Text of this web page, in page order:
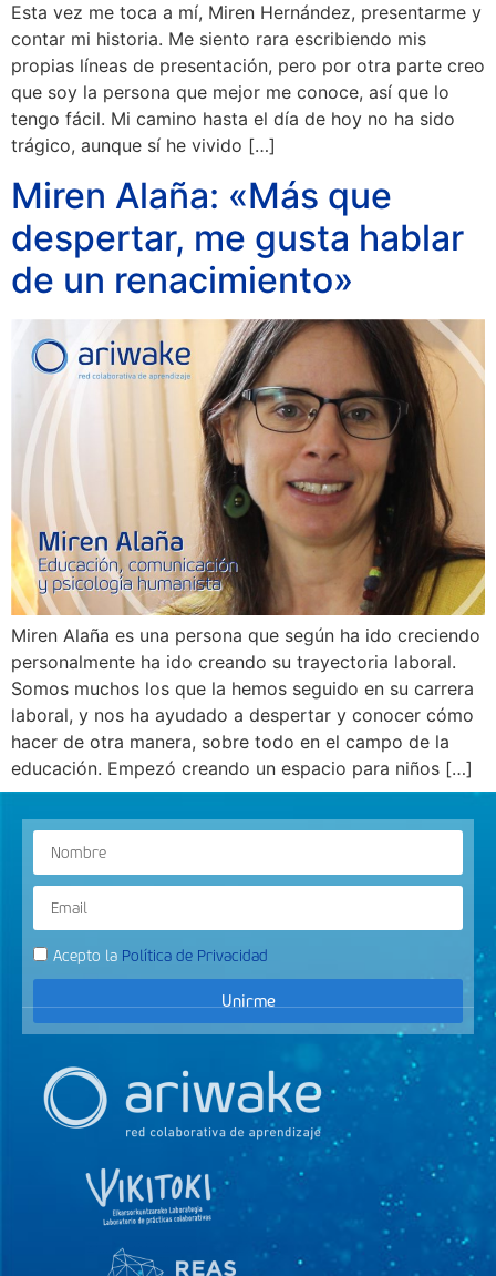
Esta vez me toca a mí, Miren Hernández, presentarme y
contar mi historia. Me siento rara escribiendo mis
propias líneas de presentación, pero por otra parte creo
que soy la persona que mejor me conoce, así que lo
tengo fácil. Mi camino hasta el día de hoy no ha sido
trágico, aunque sí he vivido […]
Miren Alaña: «Más que
despertar, me gusta hablar
de un renacimiento»
Miren Alaña es una persona que según ha ido creciendo
personalmente ha ido creando su trayectoria laboral.
Somos muchos los que la hemos seguido en su carrera
laboral, y nos ha ayudado a despertar y conocer cómo
hacer de otra manera, sobre todo en el campo de la
educación. Empezó creando un espacio para niños […]
Acepto la Política de Privacidad
Unirme